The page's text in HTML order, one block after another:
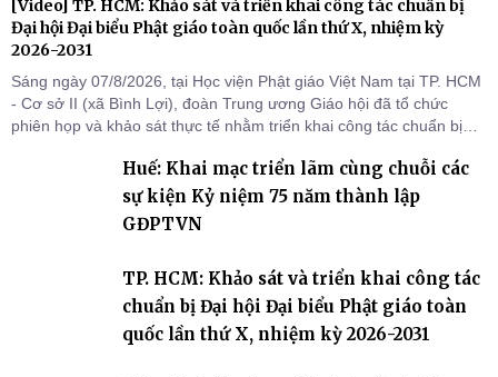
[Video] TP. HCM: Khảo sát và triển khai công tác chuẩn bị
Đại hội Đại biểu Phật giáo toàn quốc lần thứ X, nhiệm kỳ
2026-2031
Sáng ngày 07/8/2026, tại Học viện Phật giáo Việt Nam tại TP. HCM
- Cơ sở II (xã Bình Lợi), đoàn Trung ương Giáo hội đã tổ chức
phiên họp và khảo sát thực tế nhằm triển khai công tác chuẩn bị
Huế: Khai mạc triển lãm cùng chuỗi các
sự kiện Kỷ niệm 75 năm thành lập
GĐPTVN
TP. HCM: Khảo sát và triển khai công tác
chuẩn bị Đại hội Đại biểu Phật giáo toàn
quốc lần thứ X, nhiệm kỳ 2026-2031